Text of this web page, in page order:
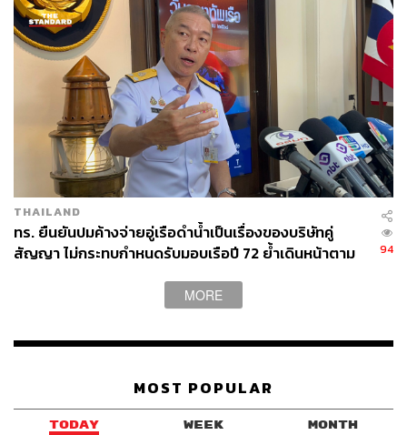
THAILAND
ทร. ยืนยันปมค้างจ่ายอู่เรือดำน้ำเป็นเรื่องของบริษัทคู่
สัญญา ไม่กระทบกำหนดรับมอบเรือปี 72 ย้ำเดินหน้าตาม
94
MORE
MOST POPULAR
TODAY WEEK MONTH